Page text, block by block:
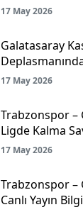
17 May 2026
Galatasaray
Koşuyor!
17 May 2026
Trabzonspor –
Ligde Kalma
Mücadelesi
17 May 2026
Trabzonspor –
Canlı Yayın